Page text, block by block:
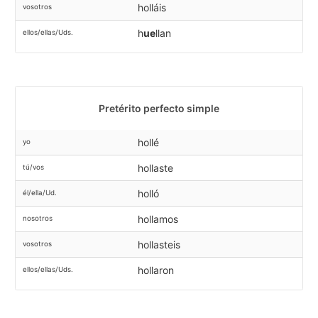
vosotros holláis
ellos/ellas/Uds. huellan
Pretérito perfecto simple
yo hollé
tú/vos hollaste
él/ella/Ud. holló
nosotros hollamos
vosotros hollasteis
ellos/ellas/Uds. hollaron